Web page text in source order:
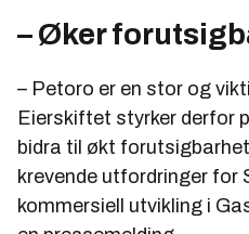
– Øker
– Petoro er en stor og
Eierskiftet styrker derfor
bidra til økt
krevende utfordringer for
kommersiell utvikling i